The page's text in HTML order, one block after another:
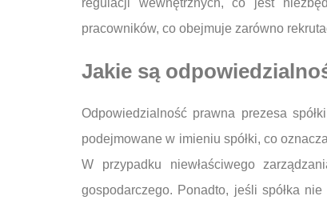
regulacji wewnętrznych, co jest
pracowników, co obejmuje zarówno
Jakie są
Odpowiedzialność prawna prezesa
podejmowane w imieniu spółki, co
W przypadku niewłaściwego
gospodarczego. Ponadto, jeśli spółka